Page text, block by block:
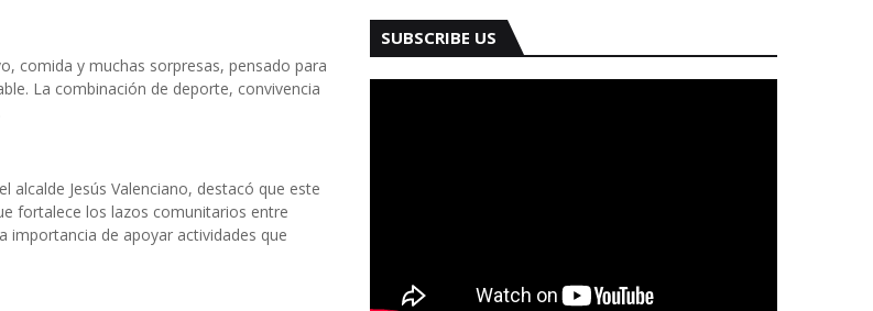
comida y muchas sorpresas, pensado para
La combinación de deporte, convivencia
Jesús Valenciano, destacó que este
fortalece los lazos comunitarios entre
importancia de apoyar actividades que
SUBSCRIBE US